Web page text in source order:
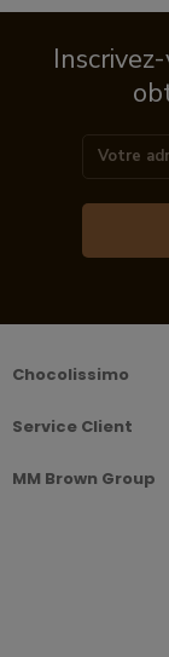
Chocolissimo
Service Client
MM Brown Group